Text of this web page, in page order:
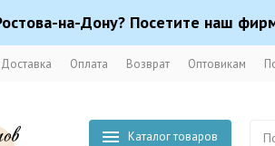
на-Дону? Посетите наш
Доставка Оплата Возврат Оптовикам
Каталог товаров